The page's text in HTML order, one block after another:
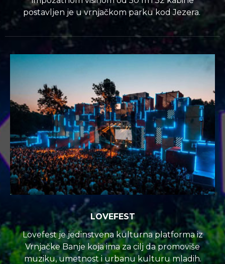
postavljen je u vrnjačkom parku kod Jezera.
LOVEFEST
Lovefest je jedinstvena kulturna platforma iz
Vrnjačke Banje koja ima za cilj da promoviše
muziku, umetnost i urbanu kulturu mladih.